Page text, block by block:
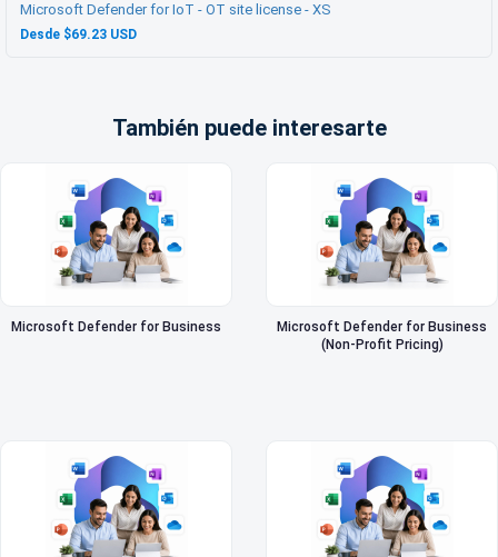
Microsoft Defender for IoT - OT site license - XS
Desde $69.23 USD
También puede interesarte
Microsoft Defender for Business
Microsoft Defender for Business
(Non-Profit Pricing)